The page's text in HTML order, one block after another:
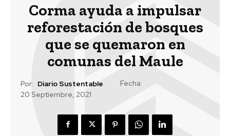
Corma ayuda a impulsar
reforestación de bosques
que se quemaron en
comunas del Maule
Por: Diario Sustentable
Fecha:
20 Septiembre, 2021